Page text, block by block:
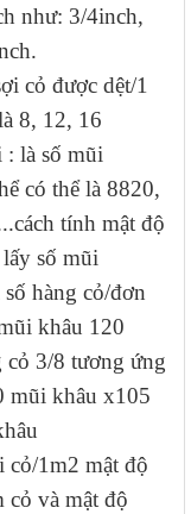
như: 3/4inch,
cỏ được dệt/1
8, 12, 16
: là số mũi
có thể là 8820,
tính mật độ
số mũi
hàng cỏ/đơn
khâu 120
cỏ 3/8 tương ứng
mũi khâu x105
cỏ/1m2 mật độ
cỏ và mật độ